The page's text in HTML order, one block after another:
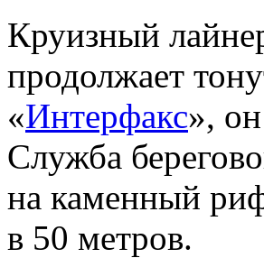
Круизный
продолжает
«Интерфакс»,
Служба
на каменный
в 50 метров.